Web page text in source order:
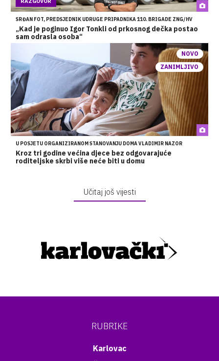
SRĐAN FOT, PREDSJEDNIK UDRUGE PRIPADNIKA 110. BRIGADE ZNG/HV
„Kad je poginuo Igor Tonkli od prkosnog dečka postao
sam odrasla osoba“
NOVO
ZANIMLJIVO
U POSJETU ORGANIZIRANOM STANOVANJU DOMA VLADIMIR NAZOR
Kroz tri godine većina djece bez odgovarajuće
roditeljske skrbi više neće biti u domu
Učitaj još vijesti
RUBRIKE
Karlovac